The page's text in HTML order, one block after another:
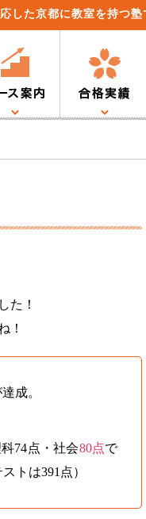
した京都に教室を持つ塾
た！
！
成。
74点・社会80点で
トは391点）